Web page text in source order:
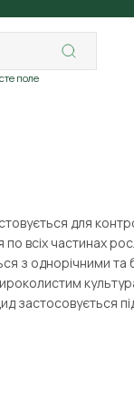
поле
для
всіх частинах
з однорічними
застосовується